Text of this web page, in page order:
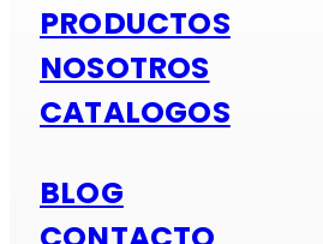
PRODUCTOS
NOSOTROS
CATALOGOS
BLOG